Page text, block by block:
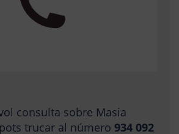
consulta sobre Masia
trucar al número 934 092